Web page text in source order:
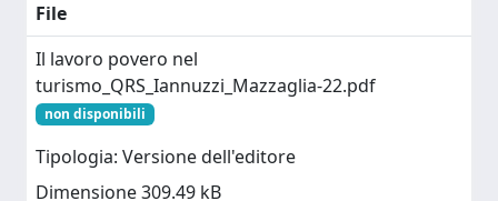
File
Il lavoro povero nel
turismo_QRS_Iannuzzi_Mazzaglia-22.pdf
non disponibili
Tipologia: Versione dell'editore
Dimensione 309.49 kB